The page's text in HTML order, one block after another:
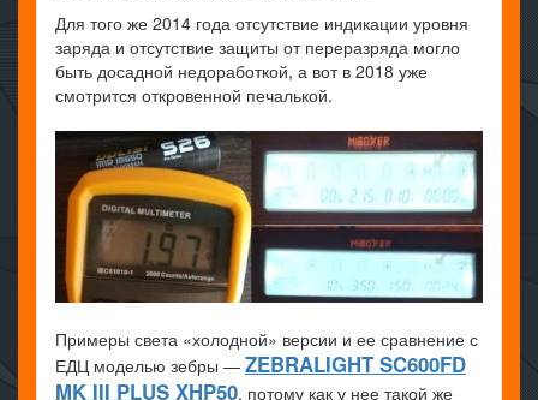
Для того же 2014 года отсутствие индикации уровня
заряда и отсутствие защиты от переразряда могло
быть досадной недоработкой, а вот в 2018 уже
смотрится откровенной печалькой.
Примеры света «холодной» версии и ее сравнение с
ЕДЦ моделью зебры — ZEBRALIGHT SC600FD
MK III PLUS XHP50, потому как у нее такой же